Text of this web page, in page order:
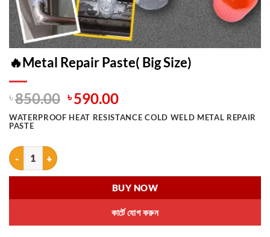
🔥Metal Repair Paste( Big Size)
৳850.00 Original
price
was:
৳590.00Current
price
is:
WATERPROOF HEAT RESISTANCE COLD WELD METAL REPAIR
PASTE
🔥Metal Repair Paste( Big Size) quantity
কার্টে যোগ করুন
BUY NOW